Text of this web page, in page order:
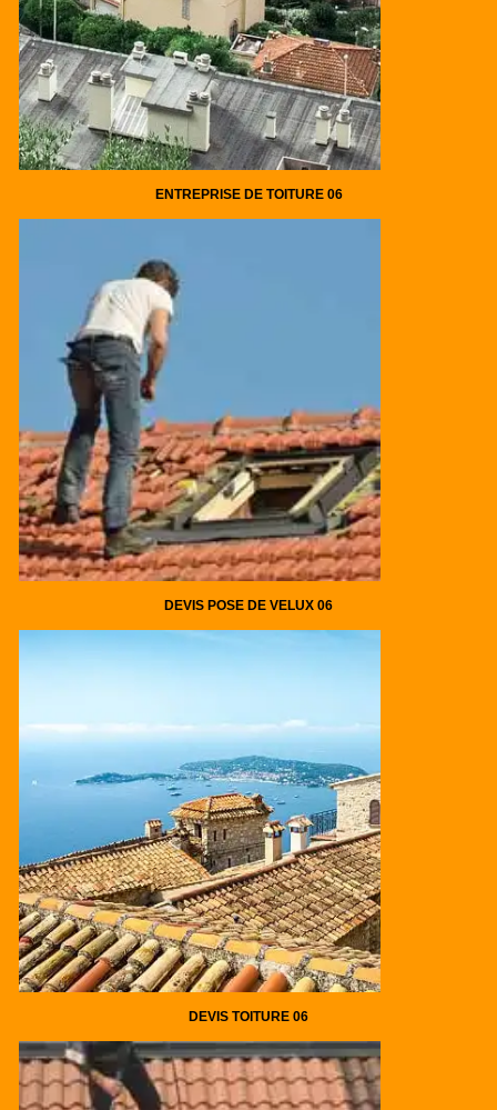
ENTREPRISE DE TOITURE 06
DEVIS POSE DE VELUX 06
DEVIS TOITURE 06